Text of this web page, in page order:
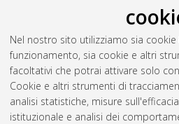
Nel nostro sito utilizziamo sia
funzionamento, sia cookie e altri
facoltativi che potrai attivare solo
Cookie e altri strumenti di
analisi statistiche, misure
istituzionale e analisi dei
Methods for the Determination of
, [Dissertation thesis],
Università di Bologna. Dottorato
farmaceutiche, 24 Ciclo. DOI
10.6092/unibo/amsdottorato/4710.
Questa lista e' stata generata ilFri